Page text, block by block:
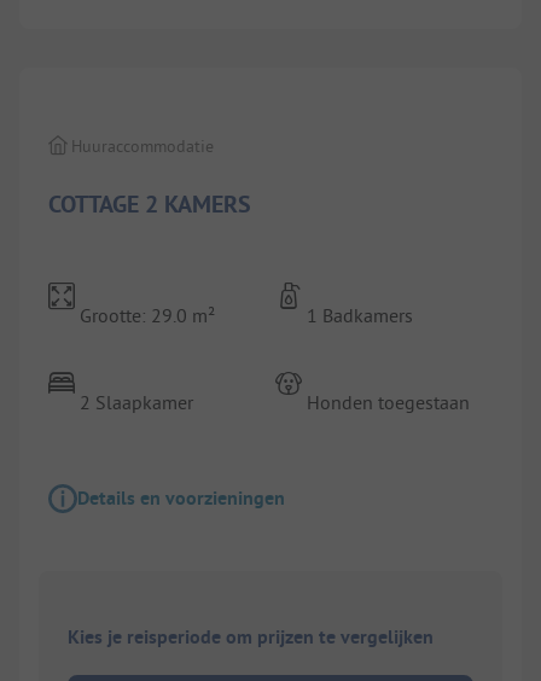
COTTAGE 2 KAMERS
Huuraccommodatie
Grootte: 29.0 m²
2 Slaapkamer
1 Badkamers
Honden toegestaan
Details en voorzieningen
Kies je reisperiode om prijzen te vergelijken